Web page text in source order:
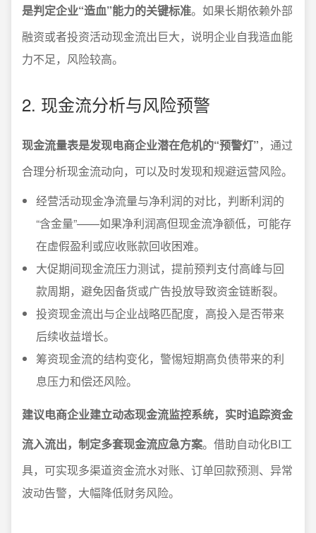
是判定企业“造血”能力的关键标准。如果长期依赖外部
融资或者投资活动现金流出巨大，说明企业自我造血能
力不足，风险较高。
2. 现金流分析与风险预警
现金流量表是发现电商企业潜在危机的“预警灯”，通过
合理分析现金流动向，可以及时发现和规避运营风险。
经营活动现金净流量与净利润的对比，判断利润的
“含金量”——如果净利润高但现金流净额低，可能存
在虚假盈利或应收账款回收困难。
大促期间现金流压力测试，提前预判支付高峰与回
款周期，避免因备货或广告投放导致资金链断裂。
投资现金流出与企业战略匹配度，高投入是否带来
后续收益增长。
筹资现金流的结构变化，警惕短期高负债带来的利
息压力和偿还风险。
建议电商企业建立动态现金流监控系统，实时追踪资金
流入流出，制定多套现金流应急方案。借助自动化BI工
具，可实现多渠道资金流水对账、订单回款预测、异常
波动告警，大幅降低财务风险。